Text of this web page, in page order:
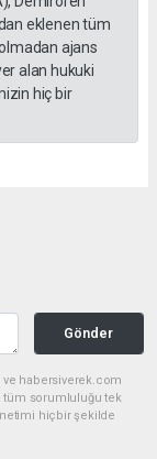
eklenen tüm
ajans
alan hukuki
hiç bir
Gönder
ve habersiverek.com
tüm sorumluluğu tek
hiçbir şekilde